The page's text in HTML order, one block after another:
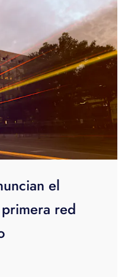
el
red